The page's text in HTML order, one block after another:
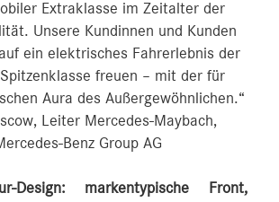
Extraklasse im Zeitalter der
Unsere Kundinnen und Kunden
ein elektrisches Fahrerlebnis der
freuen – mit der für
Aura des Außergewöhnlichen.“
Leiter Mercedes-Maybach,
Benz Group AG
Design: markentypische Front,